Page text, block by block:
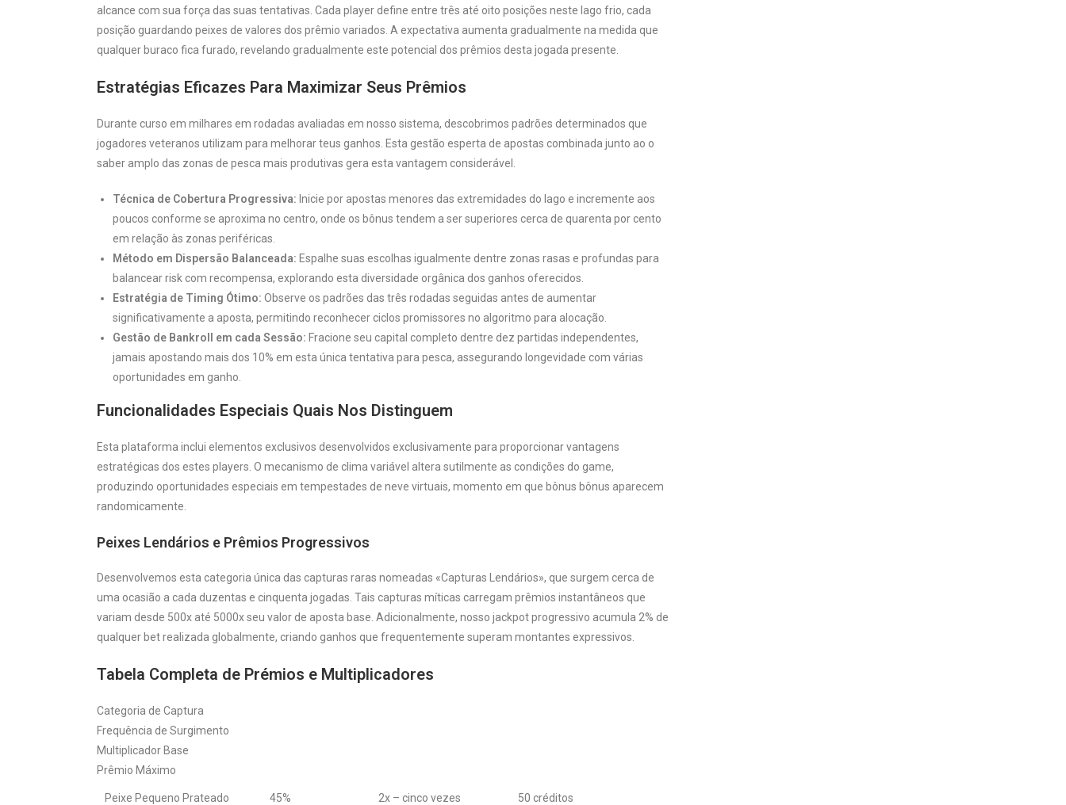
alcance com sua força das suas tentativas. Cada player define entre três até oito posições neste lago frio, cada
posição guardando peixes de valores dos prêmio variados. A expectativa aumenta gradualmente na medida que
qualquer buraco fica furado, revelando gradualmente este potencial dos prêmios desta jogada presente.
Estratégias Eficazes Para Maximizar Seus Prêmios
Durante curso em milhares em rodadas avaliadas em nosso sistema, descobrimos padrões determinados que
jogadores veteranos utilizam para melhorar teus ganhos. Esta gestão esperta de apostas combinada junto ao o
saber amplo das zonas de pesca mais produtivas gera esta vantagem considerável.
Técnica de Cobertura Progressiva: Inicie por apostas menores das extremidades do lago e incremente aos
poucos conforme se aproxima no centro, onde os bônus tendem a ser superiores cerca de quarenta por cento
em relação às zonas periféricas.
Método em Dispersão Balanceada: Espalhe suas escolhas igualmente dentre zonas rasas e profundas para
balancear risk com recompensa, explorando esta diversidade orgânica dos ganhos oferecidos.
Estratégia de Timing Ótimo: Observe os padrões das três rodadas seguidas antes de aumentar
significativamente a aposta, permitindo reconhecer ciclos promissores no algoritmo para alocação.
Gestão de Bankroll em cada Sessão: Fracione seu capital completo dentre dez partidas independentes,
jamais apostando mais dos 10% em esta única tentativa para pesca, assegurando longevidade com várias
oportunidades em ganho.
Funcionalidades Especiais Quais Nos Distinguem
Esta plataforma inclui elementos exclusivos desenvolvidos exclusivamente para proporcionar vantagens
estratégicas dos estes players. O mecanismo de clima variável altera sutilmente as condições do game,
produzindo oportunidades especiais em tempestades de neve virtuais, momento em que bônus bônus aparecem
randomicamente.
Peixes Lendários e Prêmios Progressivos
Desenvolvemos esta categoria única das capturas raras nomeadas «Capturas Lendários», que surgem cerca de
uma ocasião a cada duzentas e cinquenta jogadas. Tais capturas míticas carregam prêmios instantâneos que
variam desde 500x até 5000x seu valor de aposta base. Adicionalmente, nosso jackpot progressivo acumula 2% de
qualquer bet realizada globalmente, criando ganhos que frequentemente superam montantes expressivos.
Tabela Completa de Prémios e Multiplicadores
Categoria de Captura
Frequência de Surgimento
Multiplicador Base
Prêmio Máximo
Peixe Pequeno Prateado 45% 2x – cinco vezes 50 créditos